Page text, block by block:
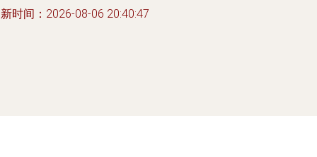
时间：2026-08-06 20:40:47